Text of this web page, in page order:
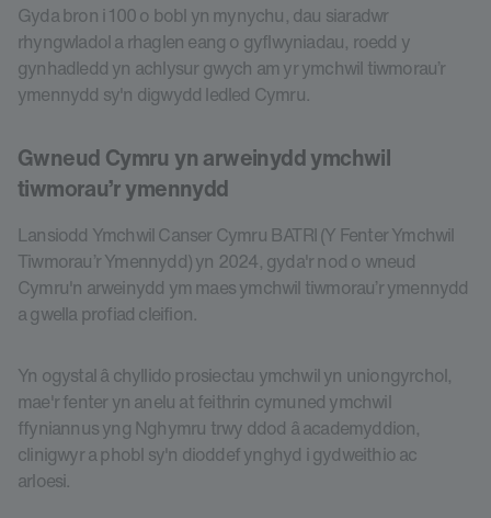
Gyda bron i 100 o bobl yn mynychu, dau siaradwr
rhyngwladol a rhaglen eang o gyflwyniadau, roedd y
gynhadledd yn achlysur gwych am yr ymchwil tiwmorau’r
ymennydd sy'n digwydd ledled Cymru.
Gwneud Cymru yn arweinydd ymchwil
tiwmorau’r ymennydd
Lansiodd Ymchwil Canser Cymru BATRI (Y Fenter Ymchwil
Tiwmorau’r Ymennydd) yn 2024, gyda'r nod o wneud
Cymru'n arweinydd ym maes ymchwil tiwmorau’r ymennydd
a gwella profiad cleifion.
Yn ogystal â chyllido prosiectau ymchwil yn uniongyrchol,
mae'r fenter yn anelu at feithrin cymuned ymchwil
ffyniannus yng Nghymru trwy ddod â academyddion,
clinigwyr a phobl sy'n dioddef ynghyd i gydweithio ac
arloesi.